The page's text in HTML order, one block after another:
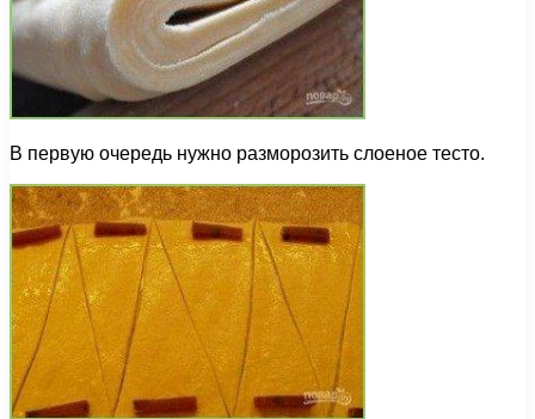
В первую очередь нужно разморозить слоеное тесто.